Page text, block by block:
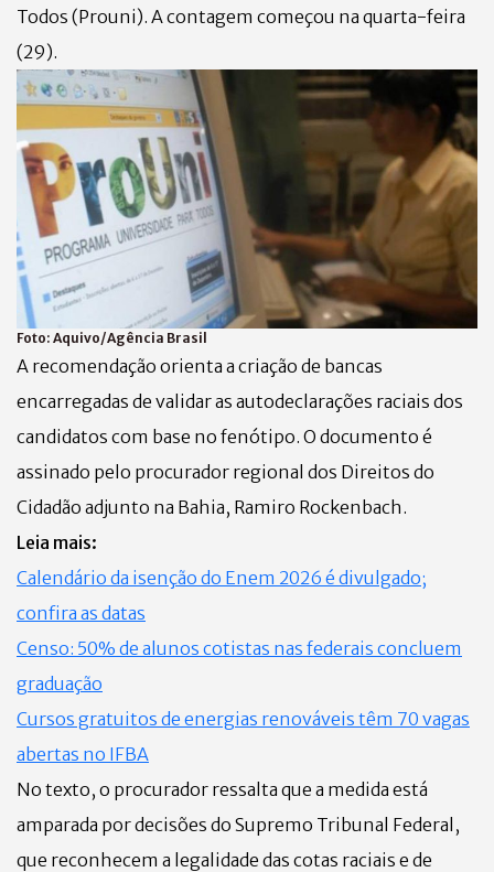
Todos (Prouni). A contagem começou na quarta-feira
(29).
Foto: Aquivo/Agência Brasil
A recomendação orienta a criação de bancas
encarregadas de validar as autodeclarações raciais dos
candidatos com base no fenótipo. O documento é
assinado pelo procurador regional dos Direitos do
Cidadão adjunto na Bahia, Ramiro Rockenbach.
Leia mais:
Calendário da isenção do Enem 2026 é divulgado;
confira as datas
Censo: 50% de alunos cotistas nas federais concluem
graduação
Cursos gratuitos de energias renováveis têm 70 vagas
abertas no IFBA
No texto, o procurador ressalta que a medida está
amparada por decisões do Supremo Tribunal Federal,
que reconhecem a legalidade das cotas raciais e de